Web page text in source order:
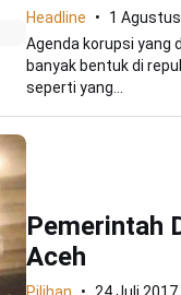
Headline
1
Agenda korupsi yang
banyak bentuk di
seperti yang...
Pemerintah
Aceh